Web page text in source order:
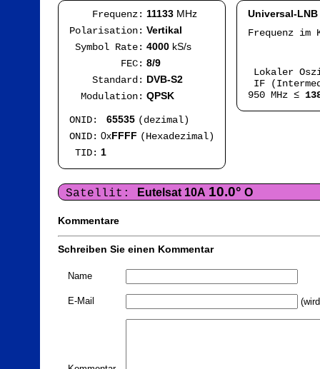
Frequenz: 11133 MHz
Polarisation: Vertikal
Symbol Rate: 4000 kS/s
FEC: 8/9
Standard: DVB-S2
Modulation: QPSK
ONID: 65535 (dezimal)
ONID: 0xFFFF (Hexadezimal)
TID: 1
Universal-LNB
Frequenz im
Lokaler
IF
950 MHz ≤
Satellit: Eutelsat 10A 10.0° O
Kommentare
Schreiben Sie einen Kommentar
Name
E-Mail